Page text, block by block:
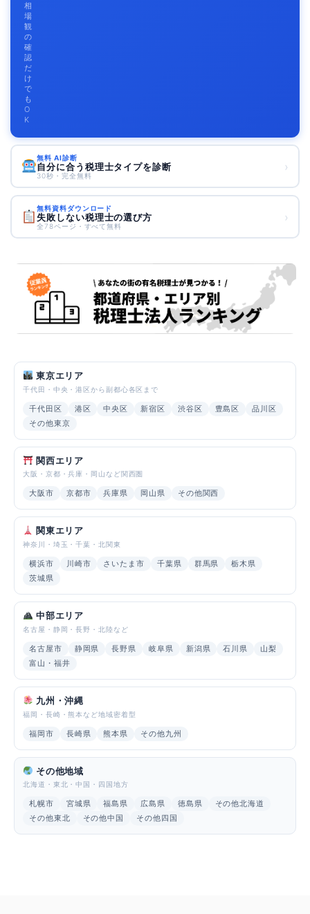
相
場
観
の
確
認
だ
け
で
も
O
K
無料 AI診断
自分に合う税理士タイプを診断
30秒・完全無料
›
無料資料ダウンロード
失敗しない税理士の選び方
全78ページ・すべて無料
›
東京エリア
千代田・中央・港区から副都心各区まで
千代田区 港区 中央区 新宿区 渋谷区 豊島区
品川区
その他東京
関西エリア
大阪・京都・兵庫・岡山など関西圏
大阪市 京都市 兵庫県 岡山県 その他関西
関東エリア
神奈川・埼玉・千葉・北関東
横浜市 川崎市 さいたま市 千葉県 群馬県
栃木県
茨城県
中部エリア
名古屋・静岡・長野・北陸など
名古屋市 静岡県 長野県 岐阜県 新潟県 石川県
山梨
富山・福井
九州・沖縄
福岡・長崎・熊本など地域密着型
福岡市 長崎県 熊本県 その他九州
その他地域
北海道・東北・中国・四国地方
札幌市 宮城県 福島県 広島県 徳島県
その他北海道
その他東北
その他中国 その他四国